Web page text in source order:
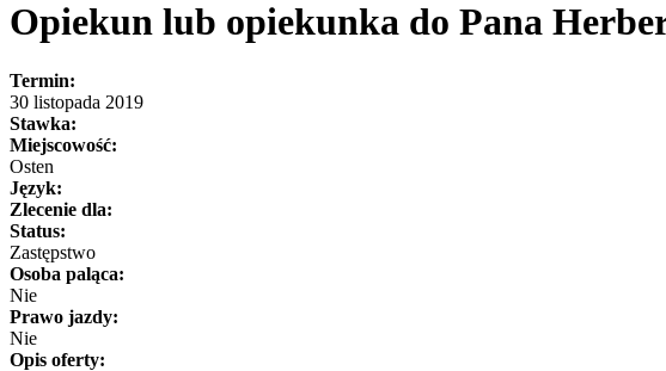
Opiekun lub opiekunka do Pana
Termin:
30 listopada 2019
Stawka:
Miejscowość:
Osten
Język:
Zlecenie dla:
Status:
Zastępstwo
Osoba paląca:
Nie
Prawo jazdy:
Nie
Opis oferty: